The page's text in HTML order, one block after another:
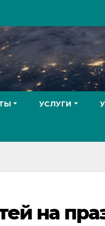
УСЛУГИ
на